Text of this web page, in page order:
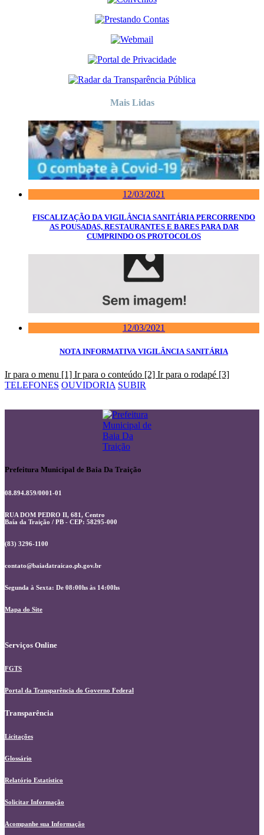
Mais Lidas
12/03/2021
FISCALIZAÇÃO DA VIGILÂNCIA SANITÁRIA PERCORRENDO
AS POUSADAS, RESTAURANTES E BARES PARA DAR
CUMPRINDO OS PROTOCOLOS
12/03/2021
NOTA INFORMATIVA VIGILÂNCIA SANITÁRIA
Ir para o menu [1] Ir para o conteúdo [2] Ir para o rodapé [3]
TELEFONES OUVIDORIA SUBIR
Prefeitura Municipal de Baia Da Traição
08.894.859/0001-01
RUA DOM PEDRO II, 681, Centro
Baía da Traição / PB - CEP: 58295-000
(83) 3296-1100
contato@baiadatraicao.pb.gov.br
Segunda à Sexta: De 08:00hs às 14:00hs
Mapa do Site
Serviços Online
FGTS
Portal da Transparência do Governo Federal
Transparência
Licitações
Glossário
Relatório Estatístico
Solicitar Informação
Acompanhe sua Informação